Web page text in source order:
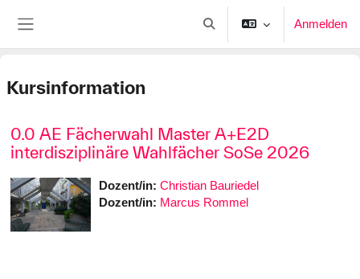
Sucheingabe umschalten
Anmelden
Kursinformation
0.0 AE Fächerwahl Master A+E2D
interdisziplinäre Wahlfächer SoSe 2026
Dozent/in: Christian Bauriedel
Dozent/in: Marcus Rommel